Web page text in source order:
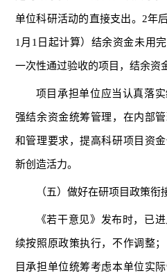
单位科研活动的直接支出。2年
1月1日起计算）结余资金未用
一次性通过验收的项目，结余资
项目承担单位应当认真落
强结余资金统筹管理，在内部
和管理要求，提高科研项目资
新创造活力。
（五）做好在研项目政策衔
《若干意见》发布时，已
续按照原政策执行，不作调整
目承担单位统筹考虑本单位实